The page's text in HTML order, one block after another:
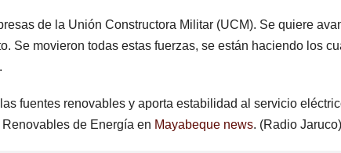
de la Unión Constructora Militar (UCM). Se quiere
Se movieron todas estas fuerzas, se están haciendo los
fuentes renovables y aporta estabilidad al servicio
de Energía en Mayabeque news. (Radio